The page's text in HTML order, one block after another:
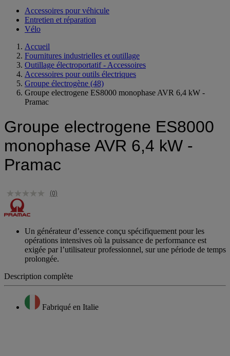
Accessoires pour véhicule
Entretien et réparation
Vélo
Accueil
Fournitures industrielles et outillage
Outillage électroportatif - Accessoires
Accessoires pour outils électriques
Groupe électrogène (48)
Groupe electrogene ES8000 monophase AVR 6,4 kW -
Pramac
Groupe electrogene ES8000
monophase AVR 6,4 kW -
Pramac
(0)
Un générateur d’essence conçu spécifiquement pour les
opérations intensives où la puissance de performance est
exigée par l’utilisateur professionnel, sur une période de temps
prolongée.
Description complète
Fabriqué en Italie